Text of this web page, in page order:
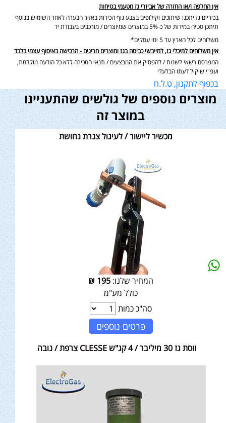
אין החלפה ו/או החזרה של אביזרי גז מטעמי בטיחות
בכיריים גז יתכנו שיתוכים וקילופים בצבע גוף הכירות באזור הבערה לאחר השימוש בנוסף
תיתכן סטיה במידות של כ-5% במוצרים שמיוצרים / מורכבים בעבודת יד
משלוחים לכל הארץ עד 5 ימי עסקים*
אין משלוחים למיכלי גז, למייבשי כביסה בגז ומוצרים חריגים - הרכישה באיסוף עצמי בלבד
המפרסם רשאי לשנות / להפסיק את המבצעים / תנאי המכירה ללא כל הודעה מוקדמת,
ועפ"י שיקול דעתו הבלעדי
בכפוף לתקנון, ט.ל.ח
מוצרים נוספים של גולשים שהתעניינו
במוצר זה
מכשיר ליישור / לעיגול צנרת נחושת
המחיר שלנו:195
₪
כולל מע"מ
סה"כ כמות
פרטים נוספים
ווסת גז 30 מיליבר / 4 קג"ש CLESSE צרפת / נובה